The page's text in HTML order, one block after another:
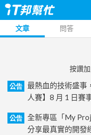
文章 問答
按讚
公告
最熱血的技術盛事
人賽】8 月 1 日賽
公告
全新專區「My
分享最真實的開發